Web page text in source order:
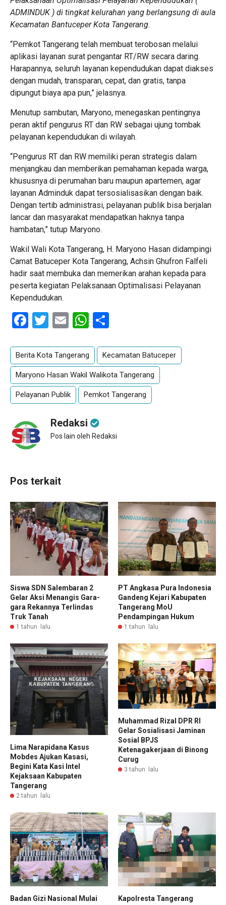
ADMINDUK ) di tingkat kelurahan yang berlangsung di aula
Kecamatan Bantuceper Kota Tangerang.
“Pemkot Tangerang telah membuat terobosan melalui
aplikasi layanan surat pengantar RT/RW secara daring.
Harapannya, seluruh layanan kependudukan dapat diakses
dengan mudah, transparan, cepat, dan gratis, tanpa
dipungut biaya apa pun,” jelasnya.
Menutup sambutan, Maryono, menegaskan pentingnya
peran aktif pengurus RT dan RW sebagai ujung tombak
pelayanan kependudukan di wilayah.
“Pengurus RT dan RW memiliki peran strategis dalam
menjangkau dan memberikan pemahaman kepada warga,
khususnya di perumahan baru maupun apartemen, agar
layanan Adminduk dapat tersosialisasikan dengan baik.
Dengan tertib administrasi, pelayanan publik bisa berjalan
lancar dan masyarakat mendapatkan haknya tanpa
hambatan,” tutup Maryono.
Wakil Wali Kota Tangerang, H. Maryono Hasan didampingi
Camat Batuceper Kota Tangerang, Achsin Ghufron Falfeli
hadir saat membuka dan memerikan arahan kepada para
peserta kegiatan Pelaksanaan Optimalisasi Pelayanan
Kependudukan.
Facebook
Twitter
EmailWhatsApp
Berita Kota Tangerang Kecamatan Batuceper
Maryono Hasan Wakil Walikota Tangerang
Pelayanan Publik Pemkot Tangerang
Redaksi
Pos lain oleh Redaksi
Pos terkait
Siswa SDN Salembaran 2
Gelar Aksi Menangis Gara-
gara Rekannya Terlindas
Truk Tanah
1 tahun lalu
PT Angkasa Pura Indonesia
Gandeng Kejari Kabupaten
Tangerang MoU
Pendampingan Hukum
1 tahun lalu
Lima Narapidana Kasus
Mobdes Ajukan Kasasi,
Begini Kata Kasi Intel
Kejaksaan Kabupaten
Tangerang
2 tahun lalu
Muhammad Rizal DPR RI
Gelar Sosialisasi Jaminan
Sosial BPJS
Ketenagakerjaan di Binong
Curug
3 tahun lalu
Badan Gizi Nasional Mulai
Kapolresta Tangerang